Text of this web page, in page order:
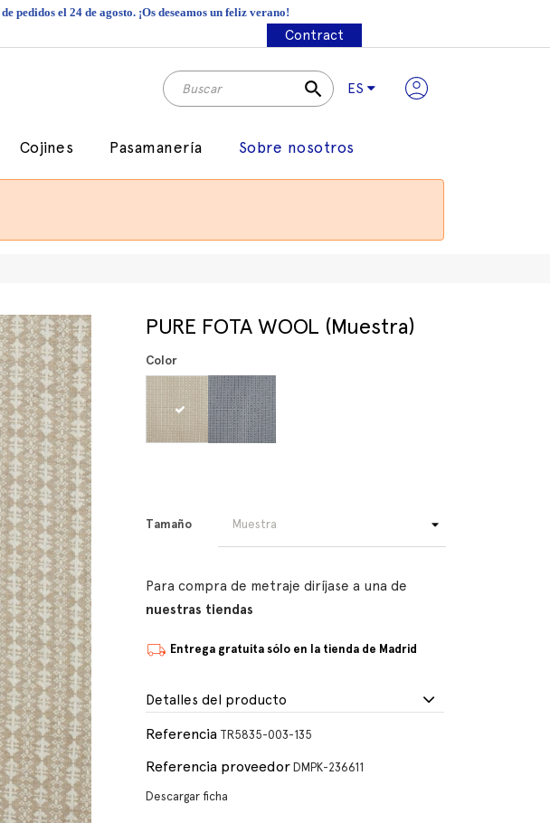
pedidos el 24 de agosto. ¡Os deseamos un feliz verano!
Contract
search ES
Cojines Pasamanería Sobre nosotros
PURE FOTA WOOL (Muestra)
Color
Tamaño
Para compra de metraje diríjase a una de
nuestras tiendas
Entrega gratuita sólo en la tienda de Madrid
Detalles del producto
Referencia TR5835-003-135
Referencia proveedor DMPK-236611
Descargar ficha